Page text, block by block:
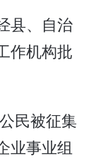
县、自治
作机构批
民被征集
业事业组